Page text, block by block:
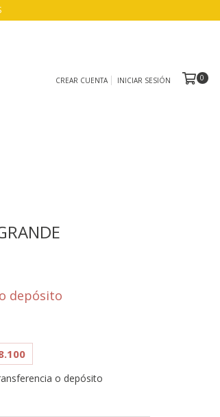
CREAR CUENTA INICIAR SESIÓN 0
depósito
o depósito